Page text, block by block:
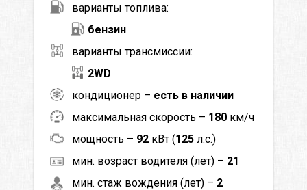
варианты топлива:
бензин
варианты трансмиссии:
2WD
кондиционер – есть в наличии
максимальная скорость – 180 км/ч
мощность – 92 кВт (125 л.с.)
мин. возраст водителя (лет) – 21
мин. стаж вождения (лет) – 2